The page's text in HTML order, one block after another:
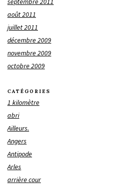
août 2011
juillet 2011
décembre 2009
novembre 2009
octobre 2009
CATÉGORIES
1 kilomètre
abri
Ailleurs.
Angers
Antipode
Arles
arrière cour